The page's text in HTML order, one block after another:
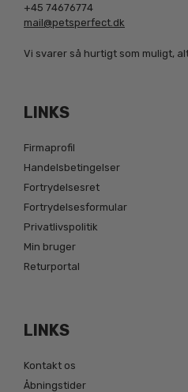
+45 74676774
mail@petsperfect.dk
Vi svarer så hurtigt som muligt,
LINKS
Firmaprofil
Handelsbetingelser
Fortrydelsesret
Fortrydelsesformular
Privatlivspolitik
Min bruger
Returportal
LINKS
Kontakt os
Åbningstider